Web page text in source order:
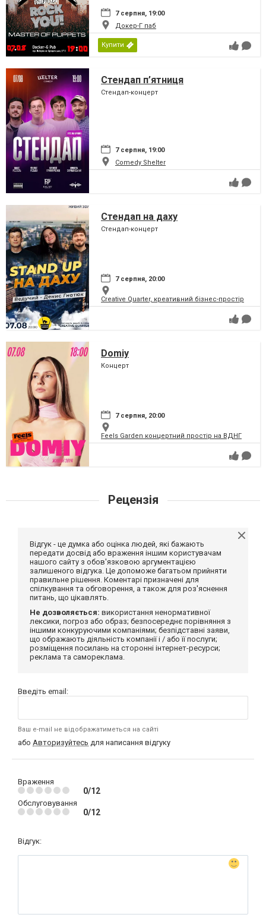
7 серпня, 19:00
Докер-Г паб
Купити
Стендап п’ятниця
Стендап-концерт
7 серпня, 19:00
Comedy Shelter
Стендап на даху
Стендап-концерт
7 серпня, 20:00
Creative Quarter, креативний бізнес-простір
Domiy
Концерт
7 серпня, 20:00
Feels Garden концертний простір на ВДНГ
Рецензія
Відгук - це думка або оцінка людей, які бажають
передати досвід або враження іншим користувачам
нашого сайту з обов'язковою аргументацією
залишеного відгука. Це допоможе багатьом прийняти
правильне рішення. Коментарі призначені для
спілкування та обговорення, а також для роз'яснення
питань, що цікавлять.
Не дозволяється: використання ненормативної
лексики, погроз або образ; безпосереднє порівняння з
іншими конкуруючими компаніями; безпідставні заяви,
що ображають діяльність компанії і / або її послуги;
розміщення посилань на сторонні інтернет-ресурси;
реклама та самореклама.
Введіть email:
Ваш e-mail не відображатиметься на сайті
або Авторизуйтесь для написання відгуку
Враження
0/12
Обслуговування
0/12
Відгук: